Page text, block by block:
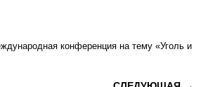
конференция на тему «Уголь и